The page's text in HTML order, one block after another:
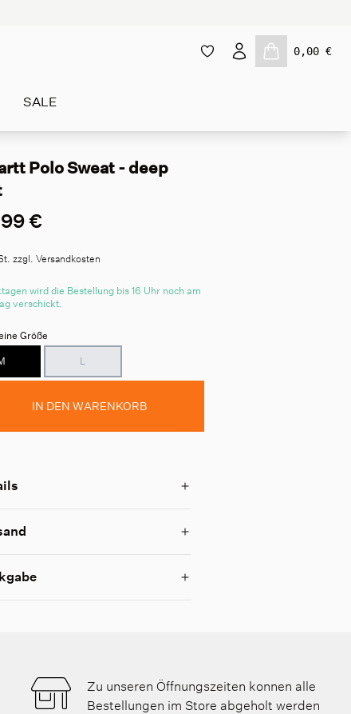
0,00 €
SALE
Polo Sweat - deep
€
zzgl. Versandkosten
wird die Bestellung bis 16 Uhr noch am
verschickt.
Größe
L
IN DEN WARENKORB
Zu unseren Öffnungszeiten konnen alle
Bestellungen im Store abgeholt werden